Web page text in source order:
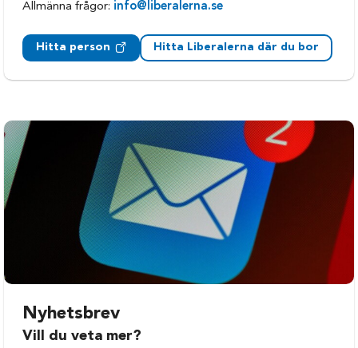
Allmänna frågor: info@liberalerna.se
Hitta person Hitta Liberalerna där du bor
Nyhetsbrev
Vill du veta mer?